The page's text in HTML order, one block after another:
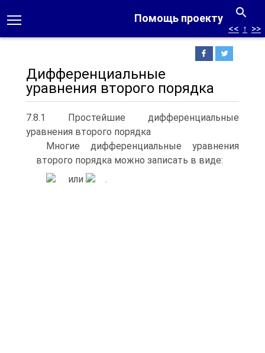
Помощь проекту
<< ↑ >>
Дифференциальные
уравнения второго порядка
7.8.1 Простейшие дифференциальные
уравнения второго порядка
Многие дифференциальные уравнения
второго порядка можно записать в виде:
или
.